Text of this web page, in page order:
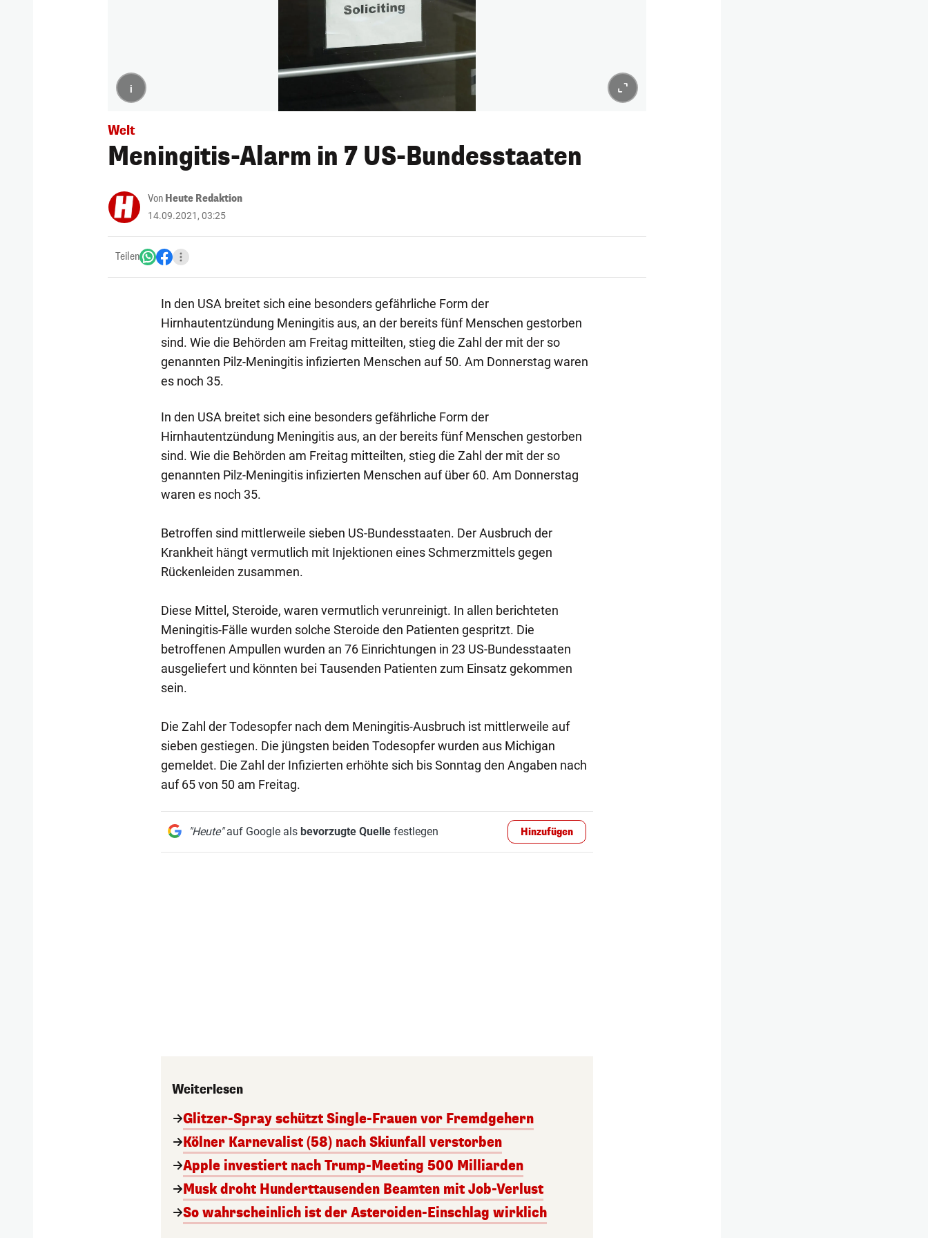
i
Welt
Meningitis-Alarm in 7 US-Bundesstaaten
Von Heute Redaktion
14.09.2021, 03:25
Teilen
In den USA breitet sich eine besonders gefährliche Form der
Hirnhautentzündung Meningitis aus, an der bereits fünf Menschen gestorben
sind. Wie die Behörden am Freitag mitteilten, stieg die Zahl der mit der so
genannten Pilz-Meningitis infizierten Menschen auf 50. Am Donnerstag waren
es noch 35.
In den USA breitet sich eine besonders gefährliche Form der
Hirnhautentzündung Meningitis aus, an der bereits fünf Menschen gestorben
sind. Wie die Behörden am Freitag mitteilten, stieg die Zahl der mit der so
genannten Pilz-Meningitis infizierten Menschen auf über 60. Am Donnerstag
waren es noch 35.
Betroffen sind mittlerweile sieben US-Bundesstaaten. Der Ausbruch der
Krankheit hängt vermutlich mit Injektionen eines Schmerzmittels gegen
Rückenleiden zusammen.
Diese Mittel, Steroide, waren vermutlich verunreinigt. In allen berichteten
Meningitis-Fälle wurden solche Steroide den Patienten gespritzt. Die
betroffenen Ampullen wurden an 76 Einrichtungen in 23 US-Bundesstaaten
ausgeliefert und könnten bei Tausenden Patienten zum Einsatz gekommen
sein.
Die Zahl der Todesopfer nach dem Meningitis-Ausbruch ist mittlerweile auf
sieben gestiegen. Die jüngsten beiden Todesopfer wurden aus Michigan
gemeldet. Die Zahl der Infizierten erhöhte sich bis Sonntag den Angaben nach
auf 65 von 50 am Freitag.
"Heute"auf Google als bevorzugte Quellefestlegen Hinzufügen
Weiterlesen
Glitzer-Spray schützt Single-Frauen vor Fremdgehern
Kölner Karnevalist (58) nach Skiunfall verstorben
Apple investiert nach Trump-Meeting 500 Milliarden
Musk droht Hunderttausenden Beamten mit Job-Verlust
So wahrscheinlich ist der Asteroiden-Einschlag wirklich